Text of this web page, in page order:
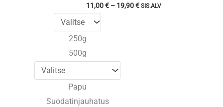
11,00€ – 19,90€Hintaluokka:
11,00 €
SIS.ALV
250g
500g
Papu
Suodatinjauhatus